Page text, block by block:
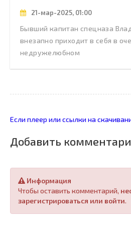
21-мар-2025, 01:00
Бывший капитан спецназа
внезапно приходит в себя в
недружелюбном
Если плеер или ссылки на
Добавить
Информация
Чтобы оставить комментарий,
зарегистрироваться или войти.